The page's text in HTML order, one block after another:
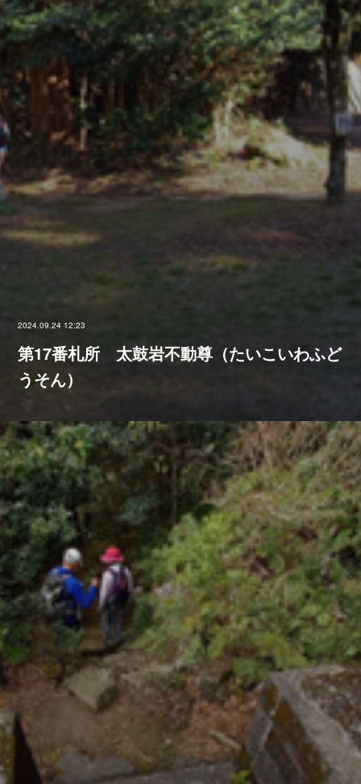
2024.09.24 12:23
第17番札所 太鼓岩不動尊（たいこいわふど
うそん）